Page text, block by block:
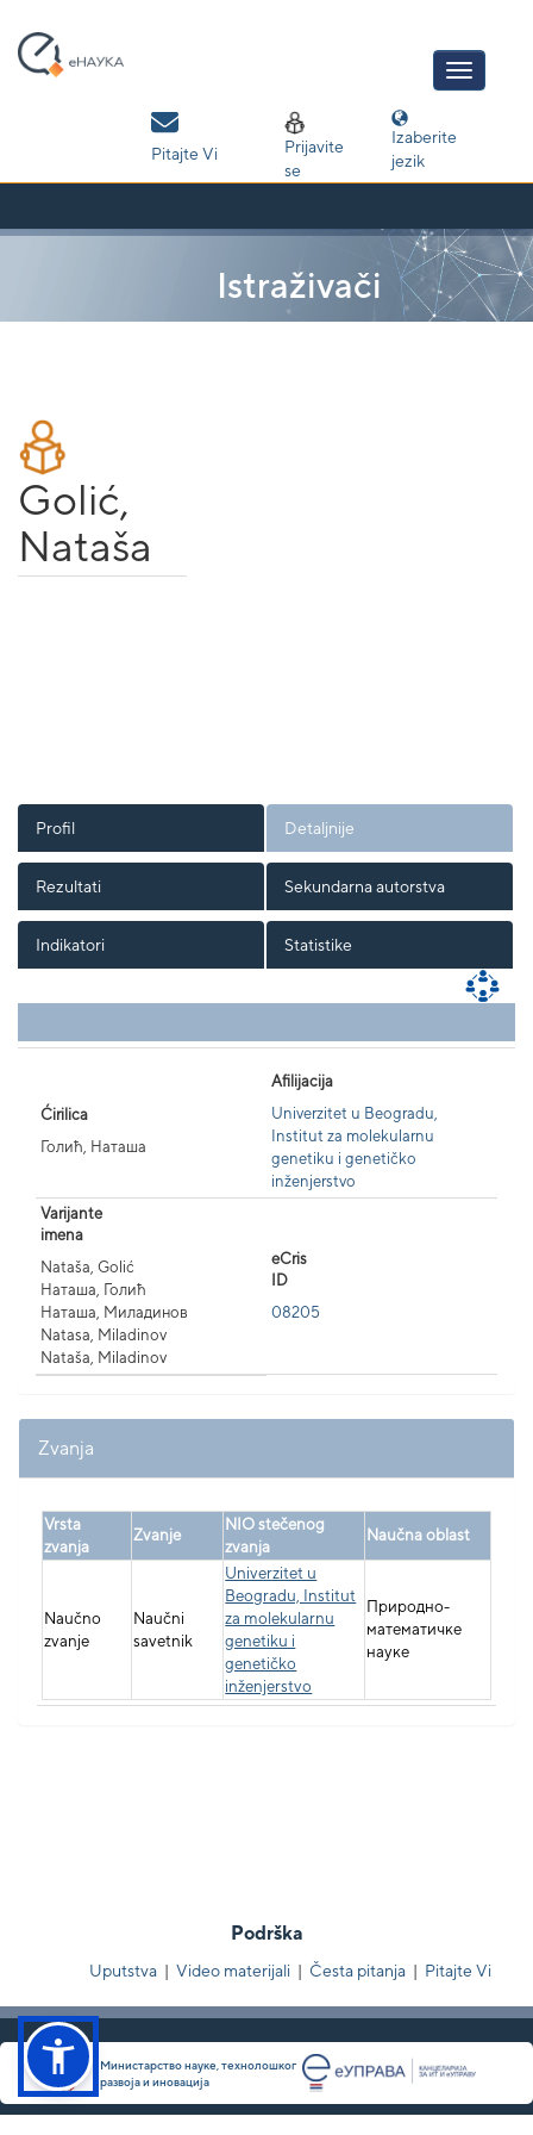
navigation
Pitajte Vi
Prijavite
se
Izaberite
jezik
Istraživači
Golić,
Nataša
Profil Detaljnije
Rezultati Sekundarna autorstva
Indikatori Statistike
Ćirilica
Голић, Наташа
Afilijacija
Univerzitet u Beogradu,
Institut za molekularnu
genetiku i genetičko
inženjerstvo
Varijante
imena
Nataša, Golić
Наташа, Голић
Наташа, Миладинов
Natasa, Miladinov
Nataša, Miladinov
eCris
ID
08205
Zvanja
Vrsta
zvanja
Zvanje
NIO stečenog
zvanja
Naučna oblast
Naučno
zvanje
Naučni
savetnik
Univerzitet u
Beogradu, Institut
za molekularnu
genetiku i
genetičko
inženjerstvo
Природно-
математичке
науке
Podrška
Uputstva | Video materijali | Česta pitanja | Pitajte Vi
Министарство науке, технолошког
развоја и иновација